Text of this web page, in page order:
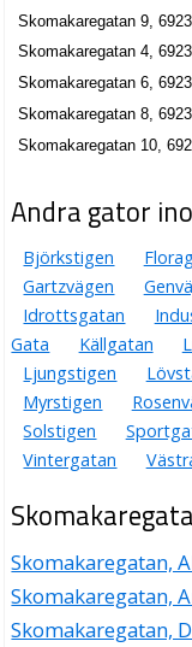
Skomakaregatan 9,
Skomakaregatan 4,
Skomakaregatan 6,
Skomakaregatan 8,
Skomakaregatan 10,
Andra gator
Björkstigen
Gartzvägen
Idrottsgatan
Gata
Källgatan
Ljungstigen
Myrstigen
Solstigen
Vintergatan
Skomakaregatan,
Skomakaregatan,
Skomakaregatan,